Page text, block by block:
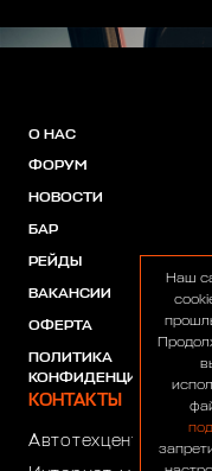
О НАС
ФОРУМ
НОВОСТИ
БАР
РЕЙДЫ
ВАКАНСИИ
ОФЕРТА
ПОЛИТИКА
КОНТАКТЫ
Автотехцентр:
Наш